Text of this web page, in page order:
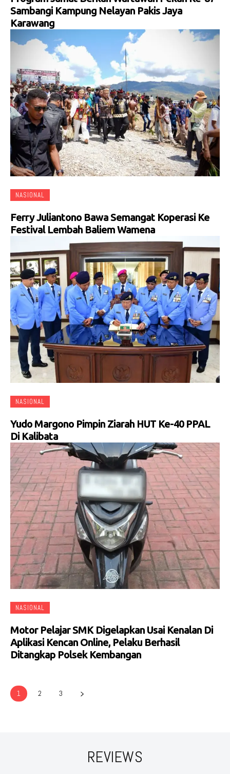
Sambangi Kampung Nelayan Pakis Jaya
Karawang
NASIONAL
Ferry Juliantono Bawa Semangat Koperasi Ke
Festival Lembah Baliem Wamena
NASIONAL
Yudo Margono Pimpin Ziarah HUT Ke-40 PPAL
Di Kalibata
NASIONAL
Motor Pelajar SMK Digelapkan Usai Kenalan Di
Aplikasi Kencan Online, Pelaku Berhasil
Ditangkap Polsek Kembangan
1 2 3
REVIEWS